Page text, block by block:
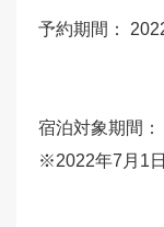
予約期間：
宿泊対象期間
※2022年7月1